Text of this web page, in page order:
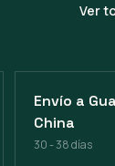
Ver
Envío a
China
30 - 38 días